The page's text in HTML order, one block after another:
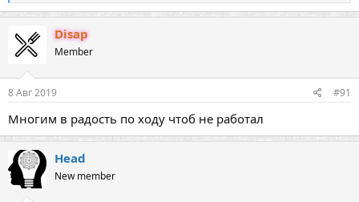
а
ц
и
:
Disap
Member
8 Авг 2019 #91
Многим в радость по ходу чтоб не работал
Head
New member